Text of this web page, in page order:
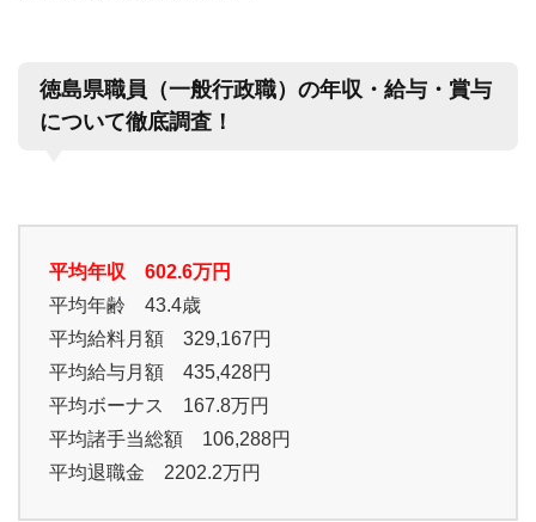
徳島県職員（一般行政職）の年収・給与・賞与
について徹底調査！
平均年収 602.6万円
平均年齢 43.4歳
平均給料月額 329,167円
平均給与月額 435,428円
平均ボーナス 167.8万円
平均諸手当総額 106,288円
平均退職金 2202.2万円